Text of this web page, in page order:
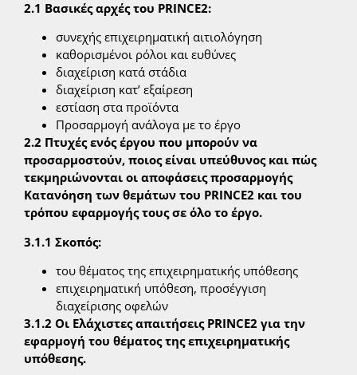
2.1 Βασικές αρχές του PRINCE2:
συνεχής επιχειρηματική αιτιολόγηση
καθορισμένοι ρόλοι και ευθύνες
διαχείριση κατά στάδια
διαχείριση κατ’ εξαίρεση
εστίαση στα προϊόντα
Προσαρμογή ανάλογα με το έργο
2.2 Πτυχές ενός έργου που μπορούν να
προσαρμοστούν, ποιος είναι υπεύθυνος και πώς
τεκμηριώνονται οι αποφάσεις προσαρμογής
Κατανόηση των θεμάτων του PRINCE2 και του
τρόπου εφαρμογής τους σε όλο το έργο.
3.1.1 Σκοπός:
του θέματος της επιχειρηματικής υπόθεσης
επιχειρηματική υπόθεση, προσέγγιση
διαχείρισης οφελών
3.1.2 Οι Ελάχιστες απαιτήσεις PRINCE2 για την
εφαρμογή του θέματος της επιχειρηματικής
υπόθεσης.